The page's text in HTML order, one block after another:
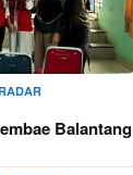
Balantang